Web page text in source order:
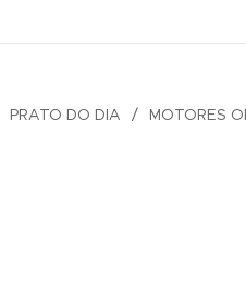
PRATO DO DIA MOTORES